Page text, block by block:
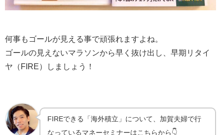
何事もゴールが見える事で頑張れますよね。
ゴールの見えないマラソンから早く抜け出し、早期リタイ
ヤ（FIRE）しましょう！
FIREできる「海外積立」について、加賀夫婦で行
なっているマネーセミナーはこちらから👇